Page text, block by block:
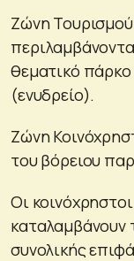
Ζώνη
θεματικό πάρκο
(ενυδρείο).
Ζώνη
του βόρειου
Οι
καταλαμβάνουν
συνολικής